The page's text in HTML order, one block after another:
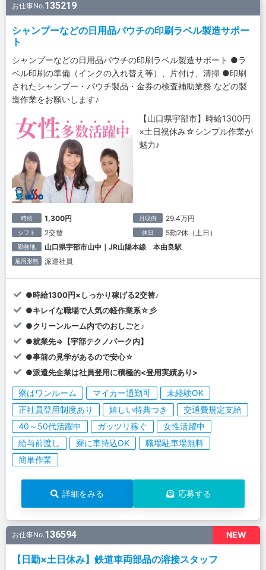
お仕事No.135219
シャンプーなどの日用品パウチの印刷ラベル製造サポー
ト
シャンプーなどの日用品パウチの印刷ラベル製造サポート ●ラ
ベル印刷の準備（インクの入れ替え等）、片付け、清掃 ●印刷
されたシャンプー・パウチ製品・金券の検査補助業務 などの製
造作業をお願いします♪
【山口県宇部市】時給1300円
×土日祝休み☆シンプル作業が
魅力♪
時給 1,300円 月収例 29.4万円
シフト 2交替 休日 5勤2休（土日）
勤務地 山口県宇部市山中｜JR山陽本線 本由良駅
雇用形態 派遣社員
●時給1300円×しっかり稼げる2交替♪
●キレイな職場で人気の軽作業系☆彡
●クリーンルーム内でのおしごと♪
●就業先⇒【宇部テクノパーク内】
●事前の見学があるので安心☆
●派遣先企業は社員登用に積極的<登用実績あり>
寮はワンルーム マイカー通勤可
未経験OK
正社員登用制度あり
嬉しい特典つき
交通費規定支給
40～50代活躍中
ガッツリ稼ぐ
女性活躍中
給与前渡し
寮に車持込OK
職場駐車場無料
簡単作業
詳細をみる 応募する
NEW
お仕事No.136594
【日勤×土日休み】鉄道車両部品の溶接スタッフ